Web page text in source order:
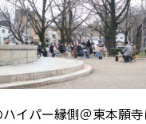
イパー縁側＠東本願寺